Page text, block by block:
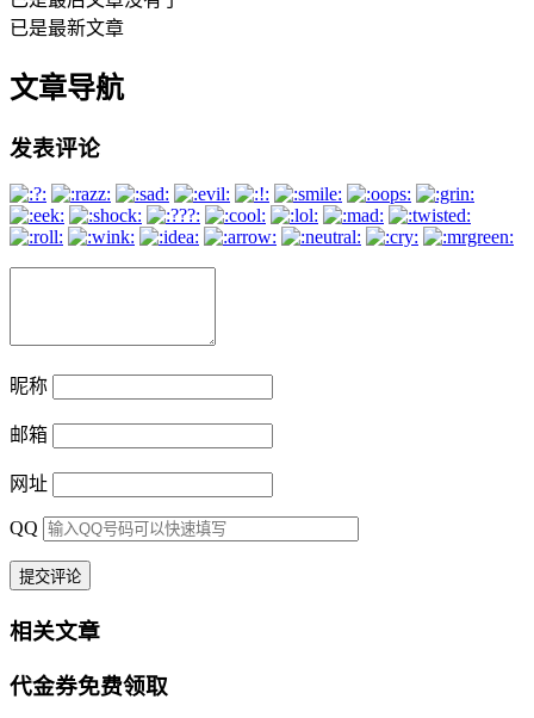
已是最新文章
文章导航
发表评论
昵称
邮箱
网址
QQ
相关文章
代金券免费领取